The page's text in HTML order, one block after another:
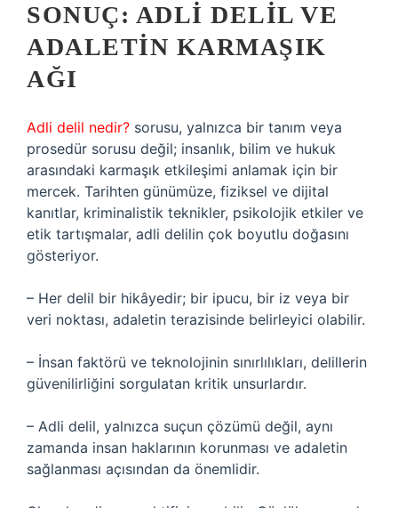
SONUÇ: ADLI DELIL VE
ADALETIN KARMAŞIK
AĞI
Adli delil nedir? sorusu, yalnızca bir tanım veya
prosedür sorusu değil; insanlık, bilim ve hukuk
arasındaki karmaşık etkileşimi anlamak için bir
mercek. Tarihten günümüze, fiziksel ve dijital
kanıtlar, kriminalistik teknikler, psikolojik etkiler ve
etik tartışmalar, adli delilin çok boyutlu doğasını
gösteriyor.
– Her delil bir hikâyedir; bir ipucu, bir iz veya bir
veri noktası, adaletin terazisinde belirleyici olabilir.
– İnsan faktörü ve teknolojinin sınırlılıkları, delillerin
güvenilirliğini sorgulatan kritik unsurlardır.
– Adli delil, yalnızca suçun çözümü değil, aynı
zamanda insan haklarının korunması ve adaletin
sağlanması açısından da önemlidir.